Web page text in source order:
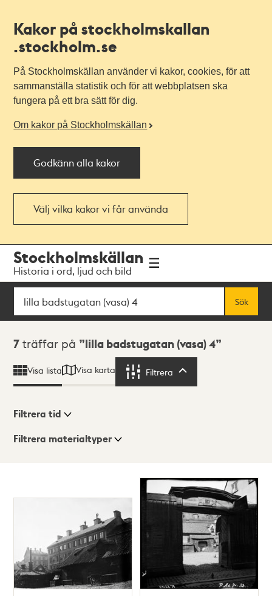
Kakor på stockholmskallan
.stockholm.se
På Stockholmskällan använder vi kakor, cookies, för att
sammanställa statistik och för att webbplatsen ska
fungera på ett bra sätt för dig.
Om kakor på Stockholmskällan
Godkänn alla kakor
Välj vilka kakor vi får använda
navigationen
huvudinnehållet
Stockholmskällan
Historia i ord, ljud och bild
Sök
Sök
Sökresultat
7 träffar på lilla badstugatan (vasa) 4
Visa lista Visa karta Filtrera
Visningsläge
Filtrera tid
Filtrera materialtyper